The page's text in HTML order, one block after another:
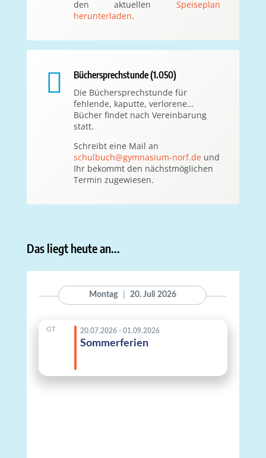
den aktuellen Speiseplan
herunterladen.
 Büchersprechstunde (1.050)
Die Büchersprechstunde für
fehlende, kaputte, verlorene…
Bücher findet nach Vereinbarung
statt.
Schreibt eine Mail an
schulbuch@gymnasium-norf.deund
Ihr bekommt den nächstmöglichen
Termin zugewiesen.
Das liegt heute an...